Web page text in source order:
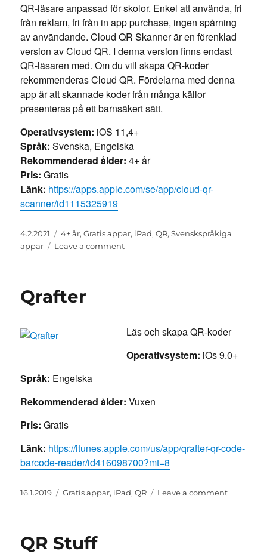
QR-läsare anpassad för skolor. Enkel att använda, fri
från reklam, fri från in app purchase, ingen spårning
av användande. Cloud QR Skanner är en förenklad
version av Cloud QR. I denna version finns endast
QR-läsaren med. Om du vill skapa QR-koder
rekommenderas Cloud QR. Fördelarna med denna
app är att skannade koder från många källor
presenteras på ett barnsäkert sätt.
Operativsystem: iOS 11,4+
Språk: Svenska, Engelska
Rekommenderad ålder: 4+ år
Pris: Gratis
Länk: https://apps.apple.com/se/app/cloud-qr-
scanner/id1115325919
Posted
on
4.2.2021 Categories
4+ år,Gratis appar, iPad,QR,Svenskspråkiga
appar
Leave a commenton
Qrafter
Läs och skapa QR-koder
Operativsystem: iOs 9.0+
Språk: Engelska
Rekommenderad ålder: Vuxen
Pris: Gratis
Länk: https://itunes.apple.com/us/app/qrafter-qr-code-
barcode-reader/id416098700?mt=8
Posted
16.1.2019 Categories
Gratis appar, iPad,QR Leave a commenton
QR Stuff